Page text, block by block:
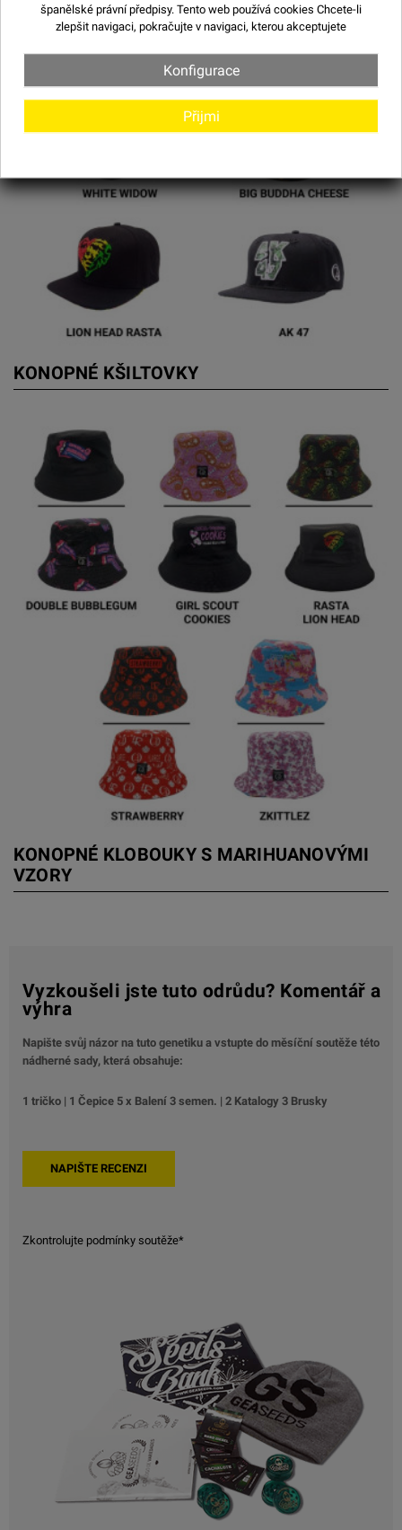
KONOPNÉ KŠILTOVKY
KONOPNÉ KLOBOUKY S MARIHUANOVÝMI
VZORY
Vyzkoušeli jste tuto odrůdu? Komentář a
výhra
Napište svůj názor na tuto genetiku a vstupte do měsíční soutěže této
nádherné sady, která obsahuje:
1 tričko | 1 Čepice 5 x Balení 3 semen. | 2 Katalogy 3 Brusky
Zkontrolujte podmínky soutěže*
španělské právní předpisy. Tento web používá cookies Chcete-li
zlepšit navigaci, pokračujte v navigaci, kterou akceptujete
Konfigurace
Přijmi